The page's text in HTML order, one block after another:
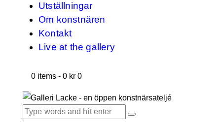
Utställningar
Om konstnären
Kontakt
Live at the gallery
0 items - 0 kr 0